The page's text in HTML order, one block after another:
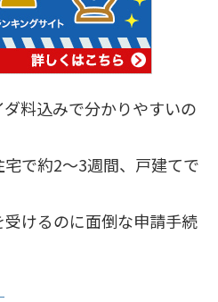
料込みで分かりやすいの
で約2～3週間、戸建てで
けるのに面倒な申請手続